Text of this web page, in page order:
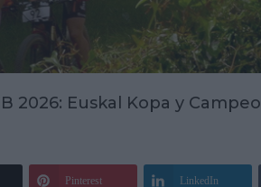
2026: Euskal Kopa y
Pinterest LinkedIn